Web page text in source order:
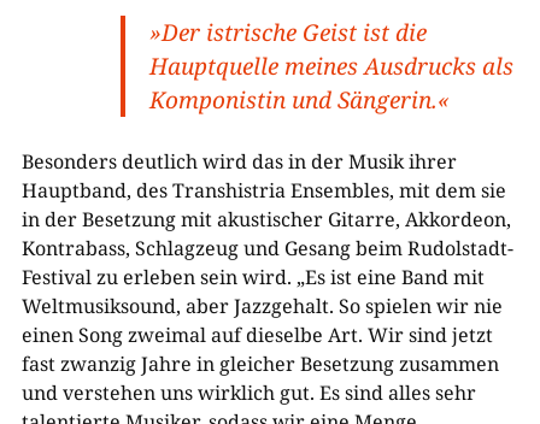
»Der istrische Geist ist die
Hauptquelle meines Ausdrucks als
Komponistin und Sängerin.«
Besonders deutlich wird das in der Musik ihrer
Hauptband, des Transhistria Ensembles, mit dem sie
in der Besetzung mit akustischer Gitarre, Akkordeon,
Kontrabass, Schlagzeug und Gesang beim Rudolstadt-
Festival zu erleben sein wird. „Es ist eine Band mit
Weltmusiksound, aber Jazzgehalt. So spielen wir nie
einen Song zweimal auf dieselbe Art. Wir sind jetzt
fast zwanzig Jahre in gleicher Besetzung zusammen
und verstehen uns wirklich gut. Es sind alles sehr